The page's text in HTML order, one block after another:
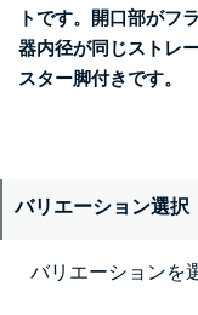
トです。開口部がフ
器内径が同じストレ
スター脚付きです。
バリエーション選択
バリエーションを